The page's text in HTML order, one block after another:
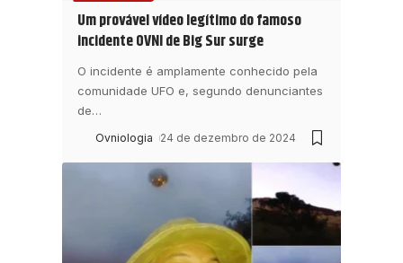
Um provável vídeo legítimo do famoso
incidente OVNI de Big Sur surge
O incidente é amplamente conhecido pela
comunidade UFO e, segundo denunciantes
de…
Ovniologia 24 de dezembro de 2024